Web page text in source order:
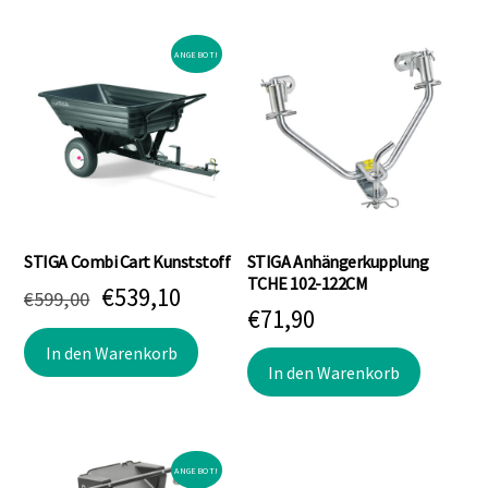
ANGEBOT!
STIGA Combi Cart Kunststoff
€599,00 Ursprünglicher
Preis
war:
€539,10Aktueller
Preis
ist:
In den Warenkorb
STIGA Anhängerkupplung
TCHE 102-122CM
€71,90
In den Warenkorb
ANGEBOT!